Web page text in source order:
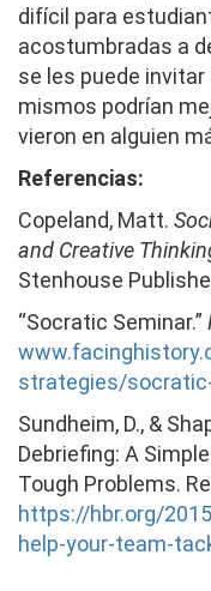
difícil para
acostumbradas a
se les puede
mismos podrían
vieron en alguien
Referencias:
Copeland, Matt.
and Creative
Stenhouse
“Socratic Seminar.”
strategies/
Sundheim, D., &
Debriefing: A
Tough Problems.
https://hbr.org/
help-your-team-